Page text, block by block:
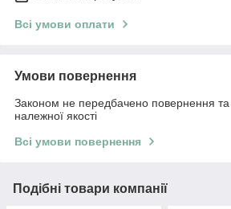
Всі умови оплати
Умови повернення
Законом не передбачено повернення та
належної якості
Всі умови повернення
Подібні товари компанії